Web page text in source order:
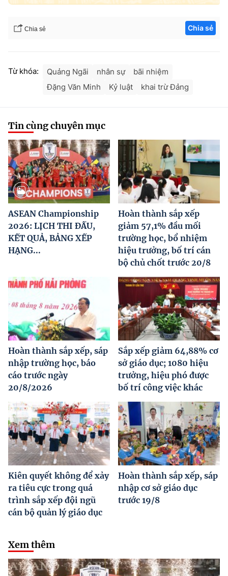
Chia sẻ Chia sẻ
Từ khóa: Quảng Ngãi nhân sự
bãi nhiệm
Đặng Văn Minh
Kỷ luật khai trừ Đảng
Tin cùng chuyên mục
ASEAN Championship
2026: LỊCH THI ĐẤU,
KẾT QUẢ, BẢNG XẾP
HẠNG...
Hoàn thành sắp xếp
giảm 57,1% đầu mối
trường học, bổ nhiệm
hiệu trưởng, bố trí cán
bộ chủ chốt trước 20/8
Hoàn thành sắp xếp, sáp
nhập trường học, báo
cáo trước ngày
20/8/2026
Sắp xếp giảm 64,88% cơ
sở giáo dục; 1080 hiệu
trưởng, hiệu phó được
bố trí công việc khác
Kiên quyết không để xảy
ra tiêu cực trong quá
trình sắp xếp đội ngũ
cán bộ quản lý giáo dục
Hoàn thành sắp xếp, sáp
nhập cơ sở giáo dục
trước 19/8
Xem thêm